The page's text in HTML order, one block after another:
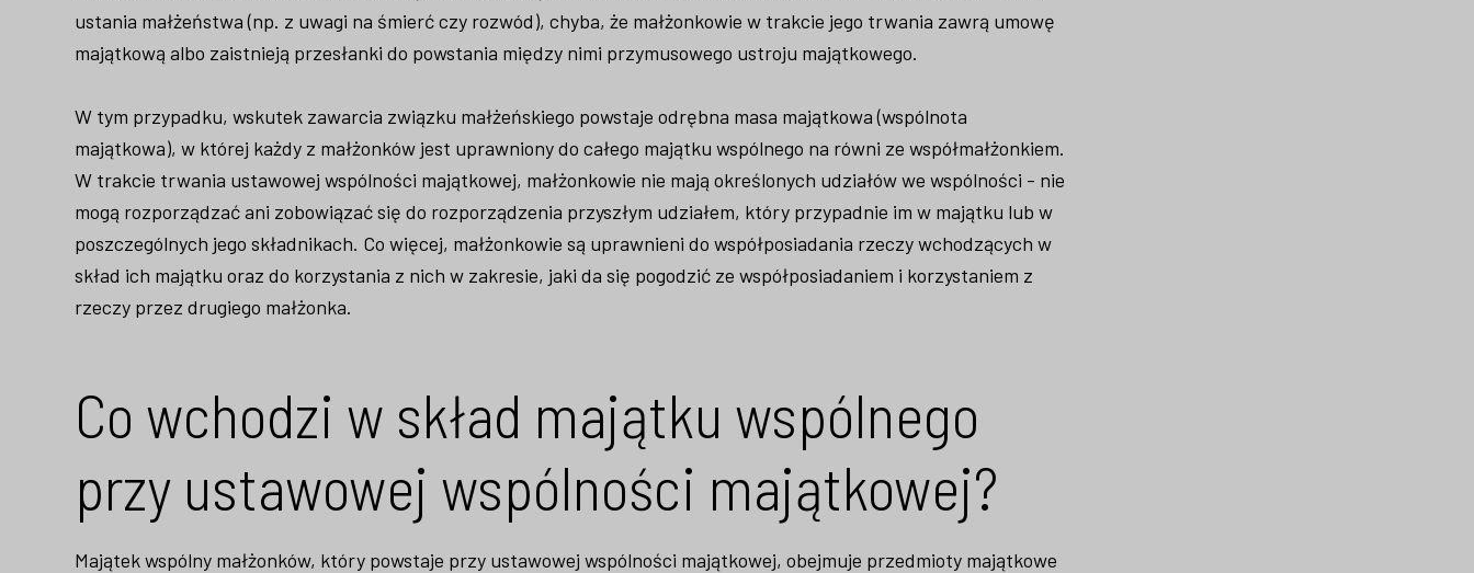
ustania małżeństwa (np. z uwagi na śmierć czy rozwód), chyba, że małżonkowie w trakcie jego trwania zawrą umowę
majątkową albo zaistnieją przesłanki do powstania między nimi przymusowego ustroju majątkowego.
W tym przypadku, wskutek zawarcia związku małżeńskiego powstaje odrębna masa majątkowa (wspólnota
majątkowa), w której każdy z małżonków jest uprawniony do całego majątku wspólnego na równi ze współmałżonkiem.
W trakcie trwania ustawowej wspólności majątkowej, małżonkowie nie mają określonych udziałów we wspólności - nie
mogą rozporządzać ani zobowiązać się do rozporządzenia przyszłym udziałem, który przypadnie im w majątku lub w
poszczególnych jego składnikach. Co więcej, małżonkowie są uprawnieni do współposiadania rzeczy wchodzących w
skład ich majątku oraz do korzystania z nich w zakresie, jaki da się pogodzić ze współposiadaniem i korzystaniem z
rzeczy przez drugiego małżonka.
Co wchodzi w skład majątku wspólnego
przy ustawowej wspólności majątkowej?
Majątek wspólny małżonków, który powstaje przy ustawowej wspólności majątkowej, obejmuje przedmioty majątkowe